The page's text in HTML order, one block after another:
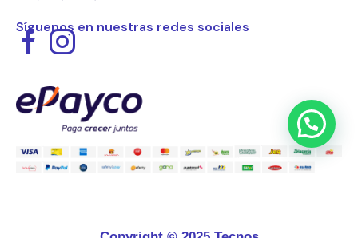
Síguenos en nuestras redes sociales